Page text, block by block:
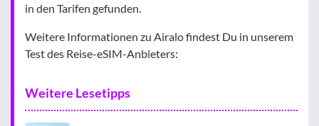
in den Tarifen gefunden.
Weitere Informationen zu Airalo findest Du in unserem
Test des Reise-eSIM-Anbieters:
Weitere Lesetipps